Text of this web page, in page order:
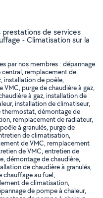
prestations de services
- Climatisation sur la
par nos membres : dépannage
remplacement de
installation de poêle,
purge de chaudière à gaz,
à gaz, installation de
installation de climatiseur,
démontage de
remplacement de radiateur,
à granulés, purge de
de climatisation,
de VMC, remplacement
de VMC, entretien de
démontage de chaudière,
de chaudière à granulés,
chauffage au fuel,
de climatisation,
de pompe à chaleur,